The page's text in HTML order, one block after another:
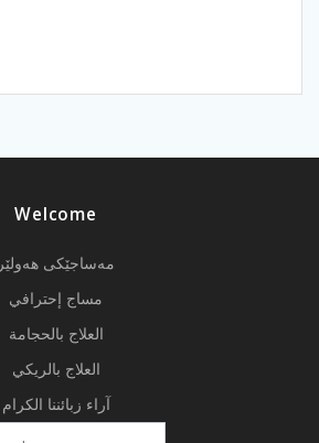
Welcome
مەساجێکی هەولێر
مساج إحترافي
العلاج بالحجامة
العلاج بالريكي
آراء زبائننا الكرام